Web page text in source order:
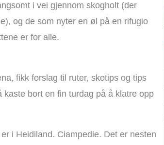
i vei gjennom skogholt (der
og de som nyter en øl på en rifugio
er for alle.
fikk forslag til ruter, skotips og tips
bort en fin turdag på å klatre opp
i Heidiland. Ciampedie. Det er nesten